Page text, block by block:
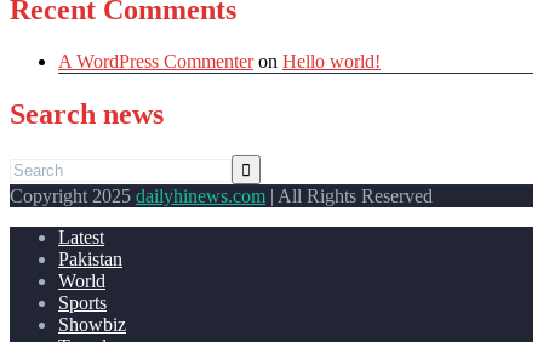
Recent Comments
A WordPress Commenteron Hello world!
Search news
Copyright 2025 dailyhinews.com | All Rights Reserved
Latest
Pakistan
World
Sports
Showbiz